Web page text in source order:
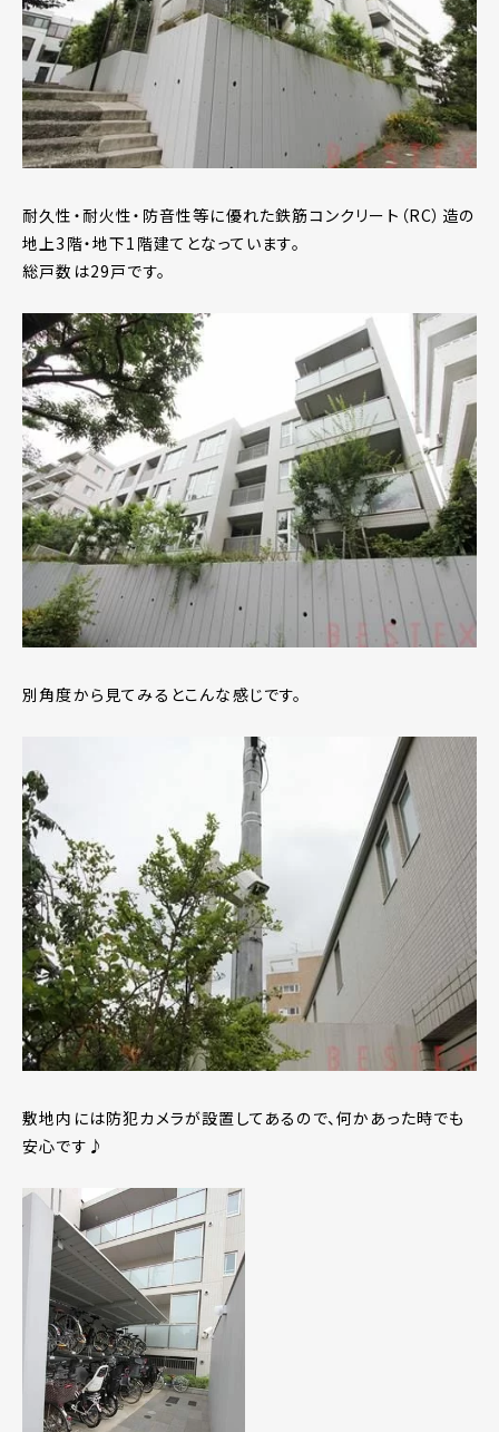
耐久性・耐火性・防音性等に優れた鉄筋コンクリート（RC）造の
地上3階・地下1階建てとなっています。
総戸数は29戸です。
別角度から見てみるとこんな感じです。
敷地内には防犯カメラが設置してあるので、何かあった時でも
安心です♪